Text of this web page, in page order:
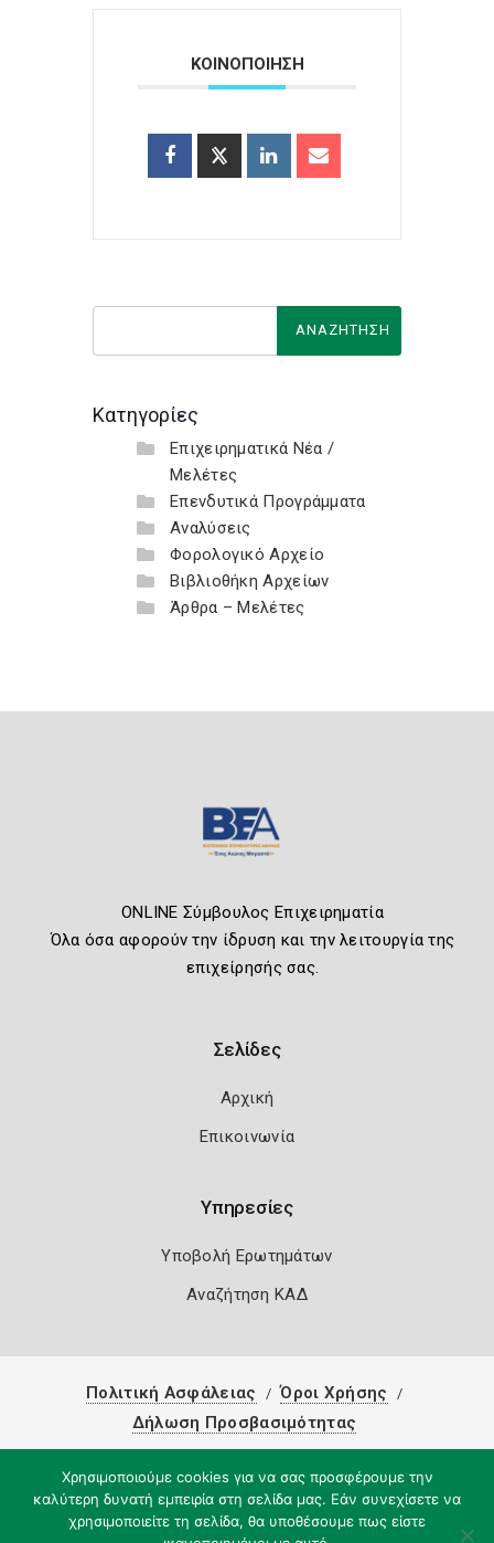
ΚΟΙΝΟΠΟΙΗΣΗ
Κατηγορίες
Επιχειρηματικά Νέα /
Μελέτες
Επενδυτικά Προγράμματα
Αναλύσεις
Φορολογικό Αρχείο
Βιβλιοθήκη Αρχείων
Άρθρα – Μελέτες
ONLINE Σύμβουλος Επιχειρηματία
Όλα όσα αφορούν την ίδρυση και την λειτουργία της
επιχείρησής σας.
Σελίδες
Αρχική
Επικοινωνία
Υπηρεσίες
Υποβολή Ερωτημάτων
Αναζήτηση ΚΑΔ
Πολιτική Ασφάλειας
Όροι Χρήσης
Δήλωση Προσβασιμότητας
Χρησιμοποιούμε cookies για να σας προσφέρουμε την
καλύτερη δυνατή εμπειρία στη σελίδα μας. Εάν συνεχίσετε να
χρησιμοποιείτε τη σελίδα, θα υποθέσουμε πως είστε